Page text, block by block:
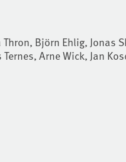
Björn Ehlig, Jonas
Arne Wick, Jan